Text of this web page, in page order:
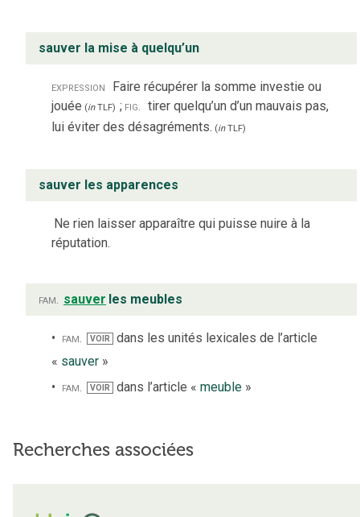
sauver la mise à quelqu’un
expression Faire récupérer la somme investie ou
jouée (inTLF) ; fig. tirer quelqu’un d’un mauvais pas,
lui éviter des désagréments. (inTLF)
sauver les apparences
Ne rien laisser apparaître qui puisse nuire à la
réputation.
fam. sauver les meubles
fam. VOIR dans les unités lexicales de l’article
« sauver »
fam.
VOIR dans l’article « meuble»
Recherches associées